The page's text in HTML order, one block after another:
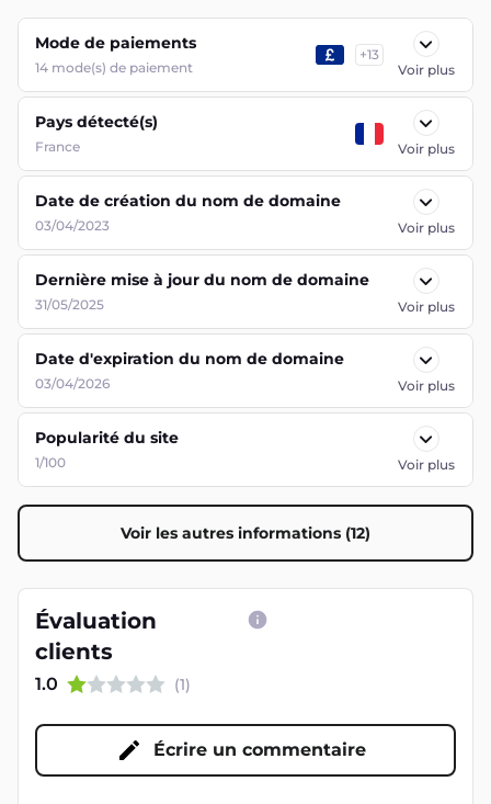
Mode de paiements
14 mode(s) de paiement
+13
Voir plus
Pays détecté(s)
France Voir plus
Date de création du nom de domaine
03/04/2023 Voir plus
Dernière mise à jour du nom de domaine
31/05/2025 Voir plus
Date d'expiration du nom de domaine
03/04/2026 Voir plus
Popularité du site
1/100 Voir plus
Voir les autres informations (12)
Évaluation
clients
1.0 (1)
Écrire un commentaire